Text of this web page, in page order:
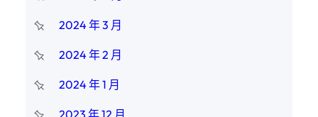
2024 年 3 月
2024 年 2 月
2024 年 1 月